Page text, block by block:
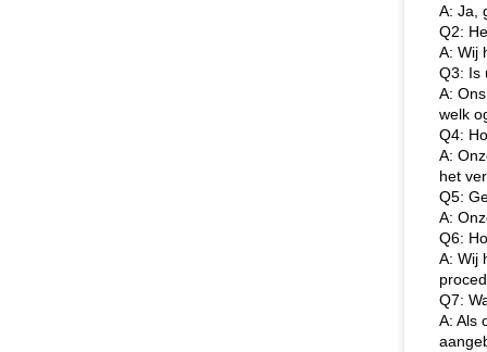
A: Ja,
Q2:
A: Wij
Q3: Is
A:
welk
Q4:
A:
het
Q5:
A:
Q6:
A: Wij
Q7:
A: Als